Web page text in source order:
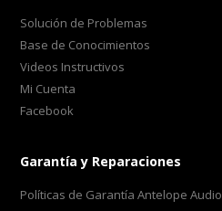
Solución de Problemas
Base de Conocimientos
Videos Instructivos
Mi Cuenta
Facebook
Garantía y Reparaciones
Políticas de Garantía Antelope Audio